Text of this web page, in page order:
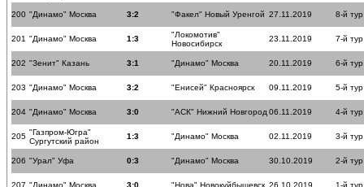
200 "Динамо" Москва 3:2 "Факел" Новый Уренгой 27.11.2019 8-й тур
201 "Динамо" Москва 1:3
"Локомотив"
Новосибирск
23.11.2019 7-й тур
202 "Зенит" Казань 3:1 "Динамо" Москва 20.11.2019 6-й тур
203 "Динамо" Москва 3:2 "Енисей" Красноярск 09.11.2019 5-й тур
204 "Динамо" Москва 3:0 "АСК" Нижний Новгород 06.11.2019 4-й тур
205 "Газпром-Югра"
Сургутский район
1:3 "Динамо" Москва 02.11.2019 3-й тур
206 "Урал" Уфа 0:3 "Динамо" Москва 30.10.2019 2-й тур
207 "Динамо" Москва 3:0 "Нова" Новокуйбышевск 26.10.2019 1-й тур